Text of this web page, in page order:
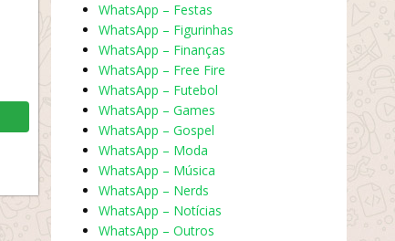
WhatsApp – Festas
WhatsApp – Figurinhas
WhatsApp – Finanças
WhatsApp – Free Fire
WhatsApp – Futebol
WhatsApp – Games
WhatsApp – Gospel
WhatsApp – Moda
WhatsApp – Música
WhatsApp – Nerds
WhatsApp – Notícias
WhatsApp – Outros